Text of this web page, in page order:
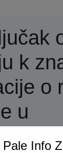
k
o
u
Info